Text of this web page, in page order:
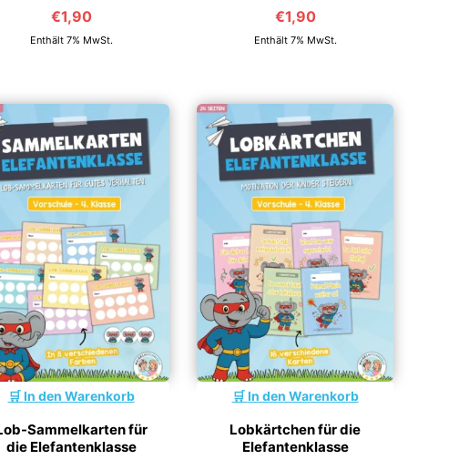
€1,90
Enthält 7% MwSt.
€1,90
Enthält 7% MwSt.
In den Warenkorb
Sammelkarten für
die Elefantenklasse
In den Warenkorb
Lobkärtchen für die
Elefantenklasse